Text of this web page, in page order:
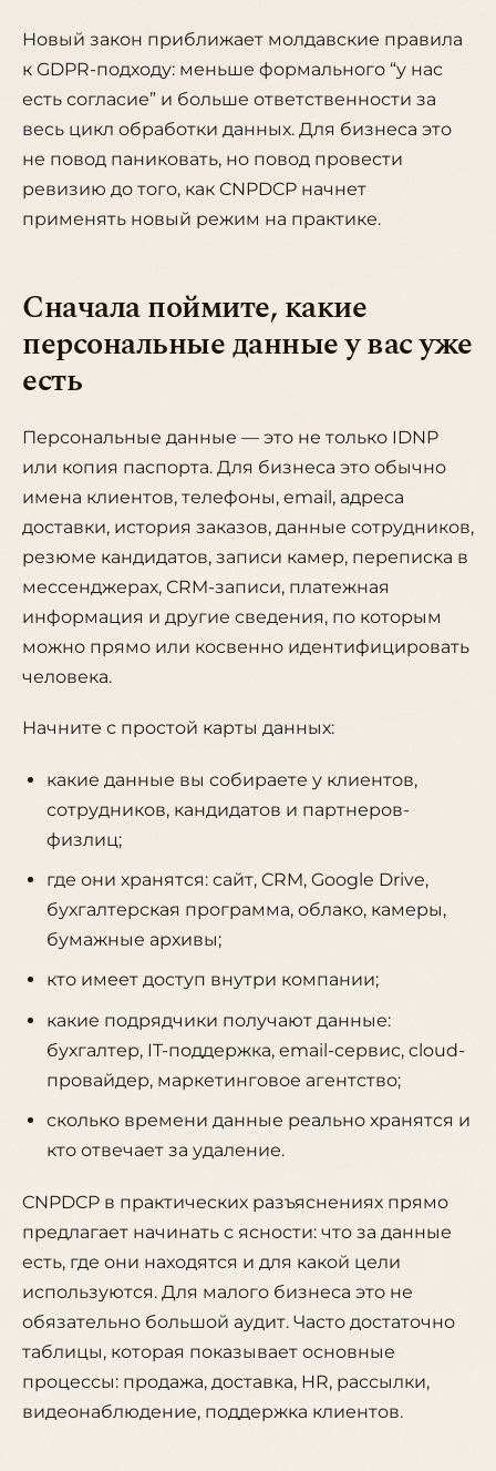
Новый закон приближает молдавские правила
к GDPR-подходу: меньше формального “у нас
есть согласие” и больше ответственности за
весь цикл обработки данных. Для бизнеса это
не повод паниковать, но повод провести
ревизию до того, как CNPDCP начнет
применять новый режим на практике.
Сначала поймите, какие
персональные данные у вас уже
есть
Персональные данные — это не только IDNP
или копия паспорта. Для бизнеса это обычно
имена клиентов, телефоны, email, адреса
доставки, история заказов, данные сотрудников,
резюме кандидатов, записи камер, переписка в
мессенджерах, CRM-записи, платежная
информация и другие сведения, по которым
можно прямо или косвенно идентифицировать
человека.
Начните с простой карты данных:
какие данные вы собираете у клиентов,
сотрудников, кандидатов и партнеров-
физлиц;
где они хранятся: сайт, CRM, Google Drive,
бухгалтерская программа, облако, камеры,
бумажные архивы;
кто имеет доступ внутри компании;
какие подрядчики получают данные:
бухгалтер, IT-поддержка, email-сервис, cloud-
провайдер, маркетинговое агентство;
сколько времени данные реально хранятся и
кто отвечает за удаление.
CNPDCP в практических разъяснениях прямо
предлагает начинать с ясности: что за данные
есть, где они находятся и для какой цели
используются. Для малого бизнеса это не
обязательно большой аудит. Часто достаточно
таблицы, которая показывает основные
процессы: продажа, доставка, HR, рассылки,
видеонаблюдение, поддержка клиентов.